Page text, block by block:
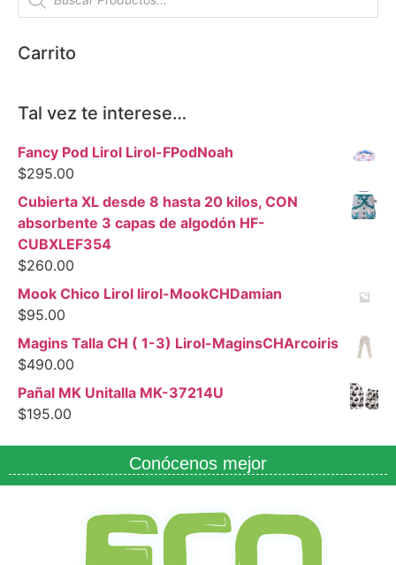
Carrito
Tal vez te interese…
Fancy Pod Lirol Lirol-FPodNoah
$295.00
Cubierta XL desde 8 hasta 20 kilos, CON
absorbente 3 capas de algodón HF-
CUBXLEF354
$260.00
Mook Chico Lirol lirol-MookCHDamian
$95.00
Magins Talla CH ( 1-3) Lirol-MaginsCHArcoiris
$490.00
Pañal MK Unitalla MK-37214U
$195.00
Conócenos mejor